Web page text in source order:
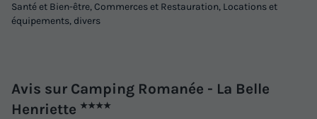
Neuf
Chaise longue
+ 7
Santé et Bien-être, Commerces et Restauration, Locations et
équipements, divers
Avis sur Camping Romanée - La Belle
Henriette ★★★★